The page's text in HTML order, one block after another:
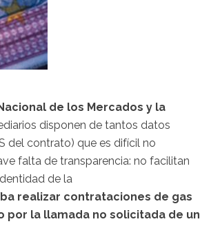
de los Mercados y la
disponen de tantos datos
del contrato) que es difícil no
falta de transparencia: no facilitan
de la
realizar contrataciones de gas
por la llamada no solicitada de un